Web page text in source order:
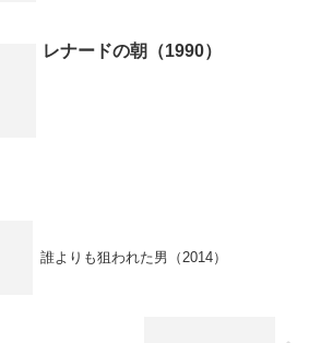
レナードの朝（1990）
誰よりも狙われた男（2014）